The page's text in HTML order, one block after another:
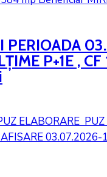
PERIOADA
P+1E ,